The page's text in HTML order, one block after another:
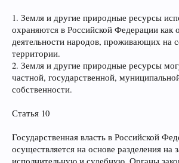
1. Земля и другие природные ресурсы
охраняются в Российской Федерации как
деятельности народов, проживающих на
территории.
2. Земля и другие природные ресурсы
частной, государственной,
собственности.
Статья 10
Государственная власть в Российской
осуществляется на основе разделения на